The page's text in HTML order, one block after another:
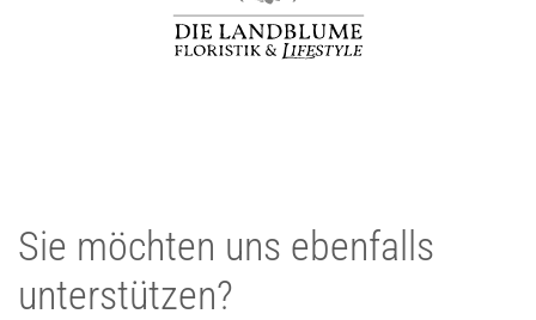
Sie möchten uns ebenfalls
unterstützen?